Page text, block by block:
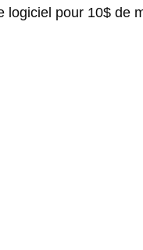
logiciel pour 10$ de